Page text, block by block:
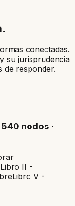
conectadas.
su jurisprudencia
de responder.
nodos ·
Libro II -
Libro V -